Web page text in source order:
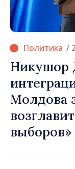
/
Никушор
Молдова
выборов»